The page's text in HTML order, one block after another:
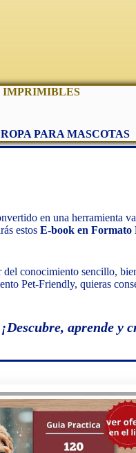
IMPRIMIBLES
PARA MASCOTAS
en una herramienta
estos E-book en Formato
del conocimiento sencillo,
Pet-Friendly, quieras
¡Descubre, aprende y